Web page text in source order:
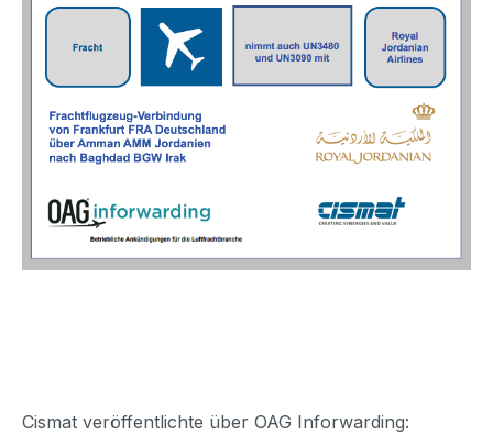
Cismat veröffentlichte über OAG Inforwarding: